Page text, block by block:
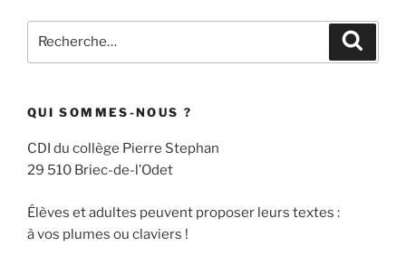
pour
QUI SOMMES-NOUS ?
CDI du collège Pierre Stephan
29 510 Briec-de-l’Odet
Élèves et adultes peuvent proposer leurs textes :
à vos plumes ou claviers !